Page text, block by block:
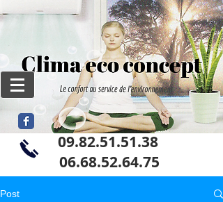
09.82.51.51.38
06.68.52.64.75
Post